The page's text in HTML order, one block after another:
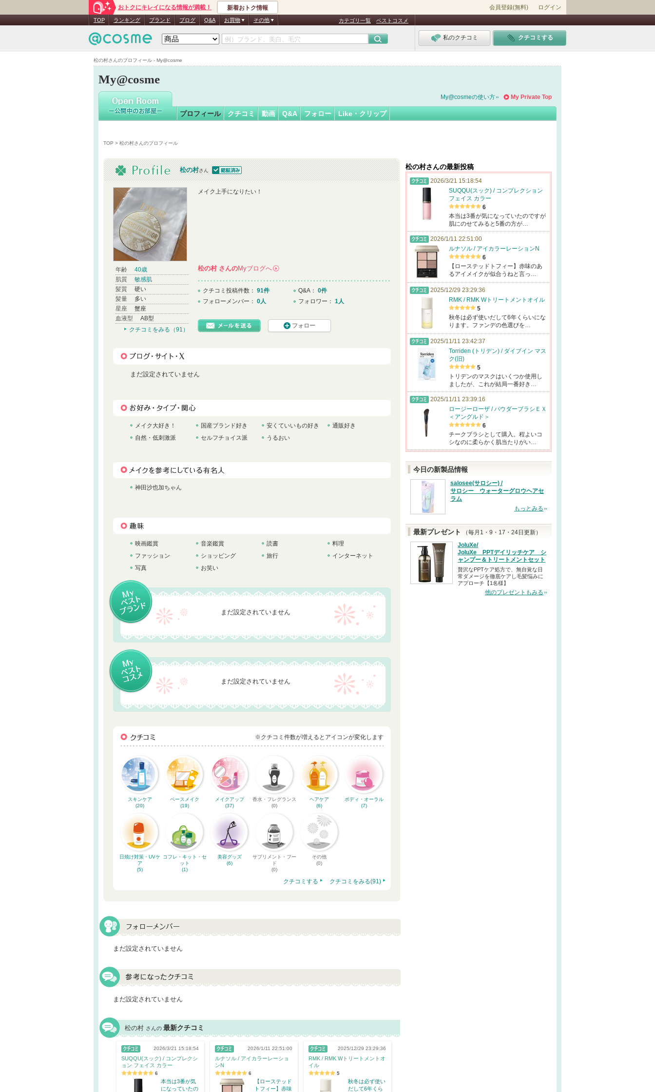
松の村さんのプロフィール - My@cosme
おトクにキレイになる情報が満載！ 新着おトク情報 会員登録(無料) ログイン
TOP ランキング ブランド ブログ Q&A お買物 その他 カテゴリ一覧 ベストコスメ
私のクチコミ クチコミする
My@cosme
松の村さん
認
証
My Private Top
My@cosmeの使い方
プロフィール クチコミ 動画 Q&A フォロー Like・クリップ
TOP > 松の村さんのプロフィール
松の村さん
認証済
年齢
40歳
肌質
敏感肌
髪質
硬い
髪量
多い
星座
蟹座
血液型
AB型
クチコミをみる（91）
メイク上手になりたい！
松の村さんのMyブログへ
クチコミ投稿件数： 91件
フォローメンバー： 0人
Q&A： 0件
フォロワー： 1人
フォロー
まだ設定されていません
メイク大好き！ 国産ブランド好き 安くていいもの好き
通販好き
自然・低刺激派
セルフチョイス派 うるおい
神田沙也加ちゃん
映画鑑賞 音楽鑑賞 読書
料理
ファッション
ショッピング 旅行
インターネット
写真
お笑い
まだ設定されていません
まだ設定されていません
※クチコミ件数が増えるとアイコンが変化します
スキンケア
(20)
ベースメイク
(19)
メイクアップ
(37)
香水・フレグランス
(0)
ヘアケア
(6)
ボディ・オーラル
(7)
日焼け対策・UVケ
ア
(5)
コフレ・キット・セ
ット
(1)
美容グッズ
(6)
サプリメント・フー
ド
(0)
その他
(0)
クチコミする クチコミをみる(91)
まだ設定されていません
まだ設定されていません
松の村 さんの 最新クチコミ
2026/3/21 15:18:54
SUQQU(スック) / コンプレクシ
ョン フェイス カラー
6
本当は3番が気
になっていたの
2026/1/11 22:51:00
ルナソル / アイカラーレーショ
ンN
6
【ローステッド
トフィー】赤味
2025/12/29 23:29:36
RMK / RMK Wトリートメントオ
イル
5
秋冬は必ず使い
だして6年くら
松の村さんの最新投稿
2026/3/21 15:18:54
SUQQU(スック) / コンプレクション
フェイス カラー
6
本当は3番が気になっていたのですが
肌にのせてみると5番の方が…
2026/1/11 22:51:00
ルナソル / アイカラーレーションN
6
【ローステッドトフィー】赤味のあ
るアイメイクが似合うねと言っ…
2025/12/29 23:29:36
RMK / RMK Wトリートメントオイル
5
秋冬は必ず使いだして6年くらいにな
ります。ファンデの色選びを…
2025/11/11 23:42:37
Torriden (トリデン) / ダイブイン マス
ク(旧)
5
トリデンのマスクはいくつか使用し
ましたが、これが結局一番好き…
2025/11/11 23:39:16
ロージーローザ / パウダーブラシＥＸ
＜アングルド＞
6
チークブラシとして購入。程よいコ
シなのに柔らかく肌当たりがい…
今日の新製品情報
salosee(サロシー) /
サロシー ウォーターグロウヘアセ
ラム
もっとみる
最新プレゼント
（毎月1・9・17・24日更新）
JoluXe/
JoluXe PPTデイリッチケア シ
ャンプー＆トリートメントセット
贅沢なPPTケア処方で、無自覚な日
常ダメージを徹底ケアし毛髪悩みに
アプローチ【1名様】
他のプレゼントもみる